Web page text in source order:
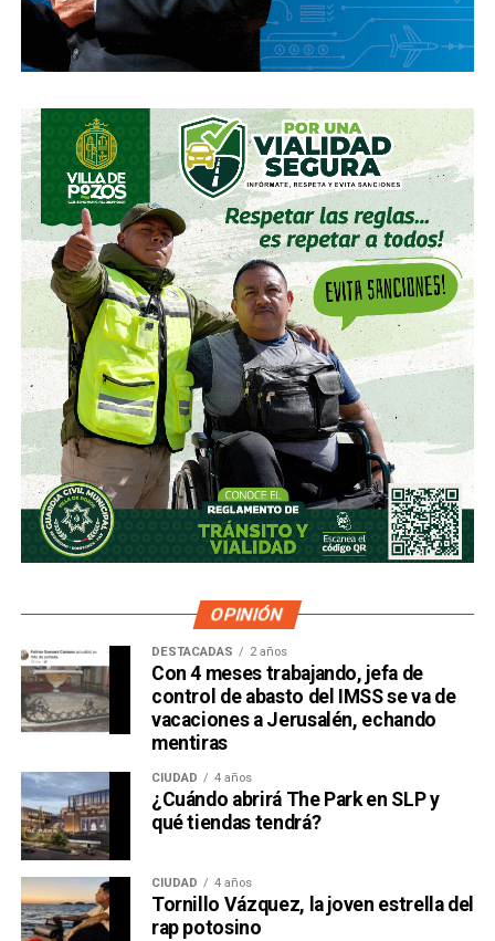
OPINIÓN
DESTACADAS 2 años
Con 4 meses trabajando, jefa de
control de abasto del IMSS se va de
vacaciones a Jerusalén, echando
mentiras
CIUDAD 4 años
¿Cuándo abrirá The Park en SLP y
qué tiendas tendrá?
CIUDAD 4 años
Tornillo Vázquez, la joven estrella del
rap potosino